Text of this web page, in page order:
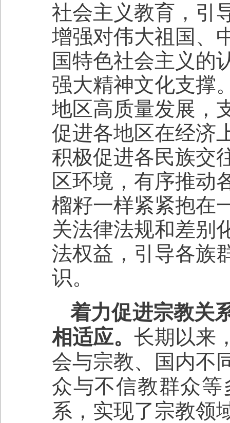
社会主义教育，引
增强对伟大祖国、
国特色社会主义的
强大精神文化支撑
地区高质量发展，
促进各地区在经济
积极促进各民族交
区环境，有序推动
榴籽一样紧紧抱在
关法律法规和差别
法权益，引导各族
识。
着力促进宗教关
相适应。 长期以来
会与宗教、国内不
众与不信教群众
系，实现了宗教领